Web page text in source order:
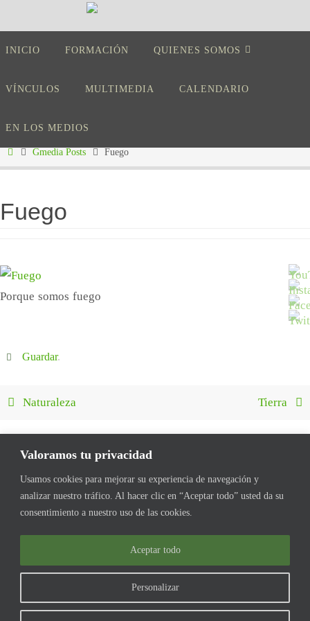
Valoramos tu privacidad
Usamos cookies para mejorar su experiencia de navegación y
analizar nuestro tráfico. Al hacer clic en “Aceptar todo” usted da su
consentimiento a nuestro uso de las cookies.
Personalizar
Aceptar todo
al
contenido
al
INICIO FORMACIÓN QUIENES SOMOS
VÍNCULOS MULTIMEDIA CALENDARIO
EN LOS MEDIOS
InicioGmedia Posts Fuego
Fuego
Porque somos fuego
Guardar.
Naturaleza Tierra
INICIO FORMACIÓN QUIENES SOMOS
CALENDARIO EN LOS MEDIOS